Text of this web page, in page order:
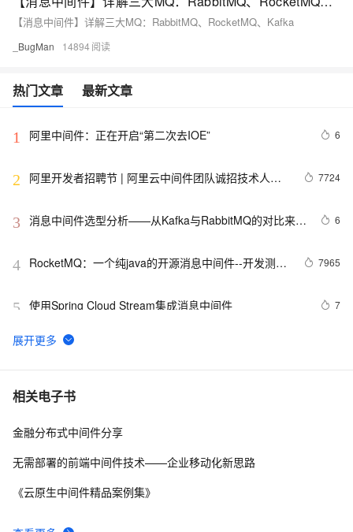
【消息中间件】详解三大MQ：RabbitMQ、RocketMQ、Kafka
_BugMan 14894
热门文章 最新文章
1 阿里中间件：正在开启“第二次去IOE” 6
2
阿里开发者招聘节 | 阿里云中间件团队诚招技术人才
7724
3 消息中间件选型分析——从Kafka与RabbitMQ的对比来看
6
4 RocketMQ：一个纯java的开源消息中间件--开发测试
7965
5 使用Spring Cloud Stream集成消息中间件 7
6 【物联网中间件平台-06】RFID刷卡拍照
7 SpringBoot2 整合MinIO中间件，实现文件便捷管理
8 .NET应用服务器（中间件）来到
相关电子书
金融分布式中间件分享
无需部署的前端中间件技术——企业移动化新思路
《云原生中间件精品案例集》